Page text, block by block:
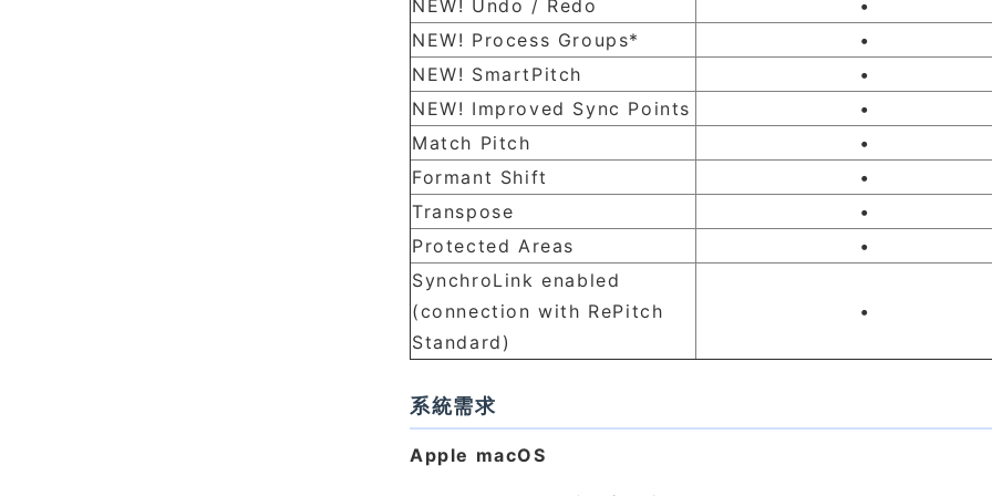
NEW! Undo / Redo
•
NEW! Process Groups*
•
NEW! SmartPitch
•
NEW! Improved Sync Points
•
Match Pitch
•
Formant Shift
•
Transpose
•
Protected Areas
•
SynchroLink enabled
(connection with RePitch
Standard)
•
系統需求
Apple macOS